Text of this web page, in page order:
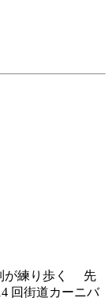
列が練り歩く 先
回街道カーニバ